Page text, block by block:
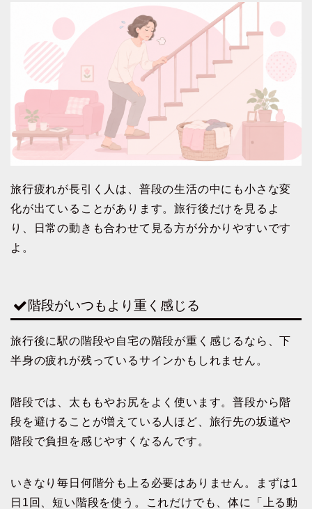
旅行疲れが長引く人は、普段の生活の中にも小さな変
化が出ていることがあります。旅行後だけを見るよ
り、日常の動きも合わせて見る方が分かりやすいです
よ。
階段がいつもより重く感じる
旅行後に駅の階段や自宅の階段が重く感じるなら、下
半身の疲れが残っているサインかもしれません。
階段では、太ももやお尻をよく使います。普段から階
段を避けることが増えている人ほど、旅行先の坂道や
階段で負担を感じやすくなるんです。
いきなり毎日何階分も上る必要はありません。まずは1
日1回、短い階段を使う。これだけでも、体に「上る動